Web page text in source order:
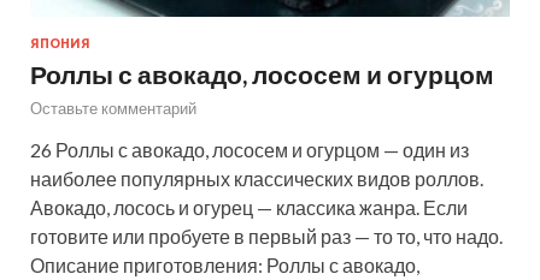
ЯПОНИЯ
Роллы с авокадо, лососем и огурцом
Оставьте комментарий
26 Роллы с авокадо, лососем и огурцом — один из
наиболее популярных классических видов роллов.
Авокадо, лосось и огурец — классика жанра. Если
готовите или пробуете в первый раз — то то, что надо.
Описание приготовления: Роллы с авокадо,